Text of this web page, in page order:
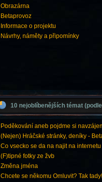
Obrazárna
Betaprovoz
Informace o projektu
Návrhy, náměty a připomínky
10 nejoblíbenějších témat
Poděkování aneb pojdme si
(Nejen) Hráčské stránky, deníky -
Co vsecko se da na najit na internetu
(F)tipné fotky ze žvb
Změna jména
Chcete se někomu Omluvit? Tak